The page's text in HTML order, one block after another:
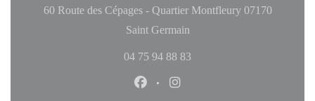
60 Route des Cépages - Quartier Montfleury 07170
Saint Germain((otevře se v novém okně))
04 75 94 88 83
Facebook ((otevře se v novém